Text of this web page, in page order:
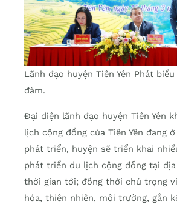
Lãnh đạo huyện Tiên Yên Phát
đàm.
Đại diện lãnh đạo huyện Tiên Yên
lịch cộng đồng của Tiên Yên đang
phát triển, huyện sẽ triển khai
phát triển du lịch cộng đồng tại
thời gian tới; đồng thời chú trọng
hóa, thiên nhiên, môi trường, gắn